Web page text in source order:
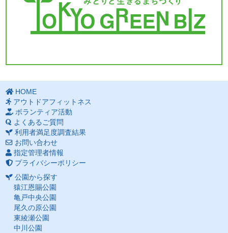
HOME
アウトドアフィットネス
ボランティア活動
よくあるご質問
利用者満足度調査結果
お問い合わせ
指定管理者情報
プライバシーポリシー
公園から探す
猿江恩賜公園
亀戸中央公園
尾久の原公園
東綾瀬公園
中川公園